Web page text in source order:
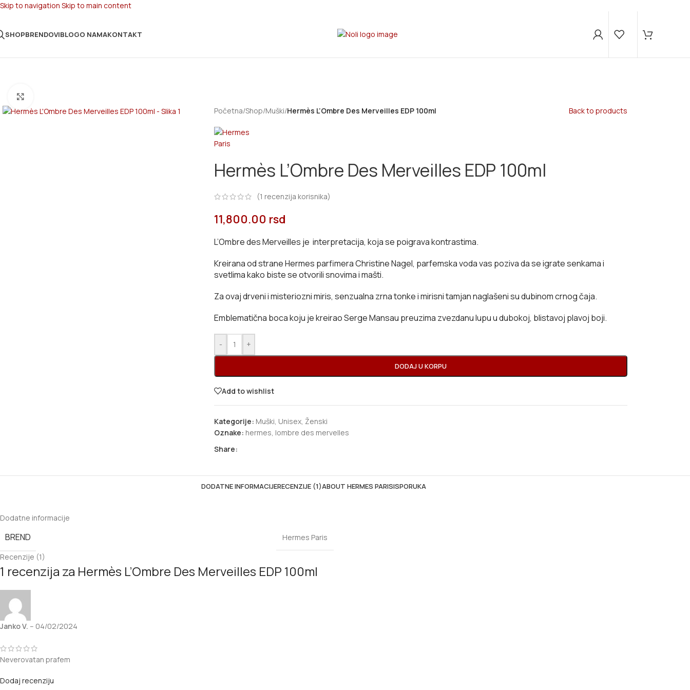
Skip to navigation Skip to main content
SHOPBRENDOVIBLOGO NAMAKONTAKT
Početna/Shop/Muški/Hermès L’Ombre Des Merveilles EDP 100ml Back to products
Hermès L’Ombre Des Merveilles EDP 100ml
(1 recenzija korisnika)
11,800.00 rsd
L’Ombre des Merveilles je interpretacija, koja se poigrava kontrastima.
Kreirana od strane Hermes parfimera Christine Nagel, parfemska voda vas poziva da se igrate senkama i
svetlima kako biste se otvorili snovima i mašti.
Za ovaj drveni i misteriozni miris, senzualna zrna tonke i mirisni tamjan naglašeni su dubinom crnog čaja.
Emblematična boca koju je kreirao Serge Mansau preuzima zvezdanu lupu u dubokoj, blistavoj plavoj boji.
- +
DODAJ U KORPU
Add to wishlist
Kategorije: Muški, Unisex, Ženski
Oznake: hermes, lombre des mervelles
Share:
DODATNE INFORMACIJERECENZIJE (1)ABOUT HERMES PARISISPORUKA
Dodatne informacije
BREND
Hermes Paris
Recenzije (1)
1 recenzija za Hermès L’Ombre Des Merveilles EDP 100ml
Janko V. – 04/02/2024
Neverovatan prafem
Dodaj recenziju